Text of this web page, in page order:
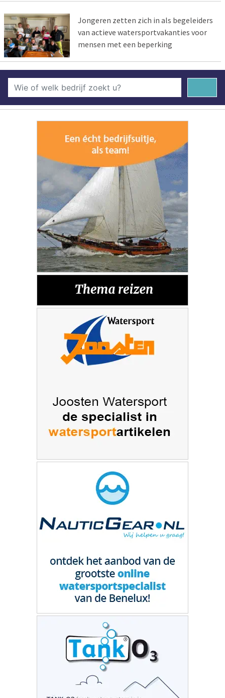
Jongeren zetten zich in als begeleiders
van actieve watersportvakanties voor
mensen met een beperking